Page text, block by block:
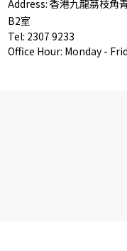
Address: 香港九龍茘枝角
B2室
Tel: 2307 9233
Office Hour: Monday -